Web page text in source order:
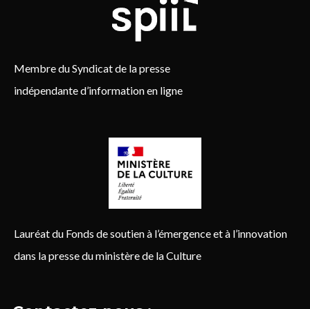
Membre du Syndicat de la presse
indépendante d’information en ligne
Lauréat du Fonds de soutien à l’émergence et à l’innovation
dans la presse du ministère de la Culture